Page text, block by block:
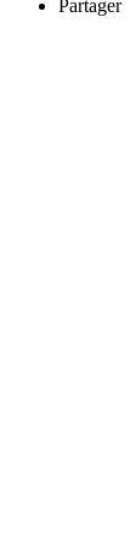
Partager